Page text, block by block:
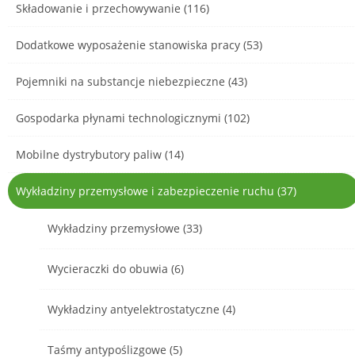
Składowanie i przechowywanie (116)
Dodatkowe wyposażenie stanowiska pracy (53)
Pojemniki na substancje niebezpieczne (43)
Gospodarka płynami technologicznymi (102)
Mobilne dystrybutory paliw (14)
Wykładziny przemysłowe i zabezpieczenie ruchu (37)
Wykładziny przemysłowe (33)
Wycieraczki do obuwia (6)
Wykładziny antyelektrostatyczne (4)
Taśmy antypoślizgowe (5)